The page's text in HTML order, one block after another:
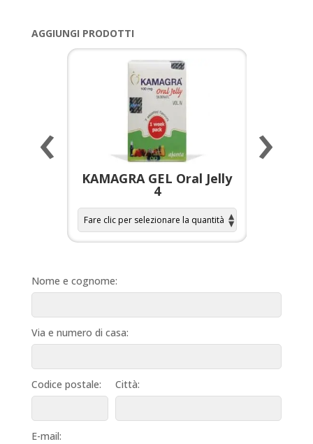
AGGIUNGI PRODOTTI
KAMAGRA GEL Oral Jelly
4
‹ ›
Nome e cognome:
Via e numero di casa:
Codice postale: Città:
E-mail: